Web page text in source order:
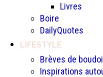
Livres
Boire
DailyQuotes
LIFESTYLE
Brèves de
Inspirations